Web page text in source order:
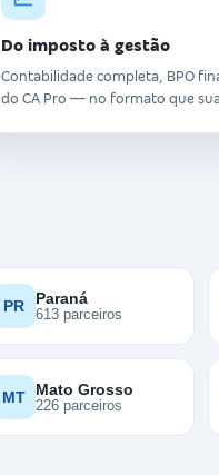
Do imposto à gestão
Contabilidade completa, BPO
do CA Pro — no formato que
PR Paraná
613 parceiros
MT Mato Grosso
226 parceiros